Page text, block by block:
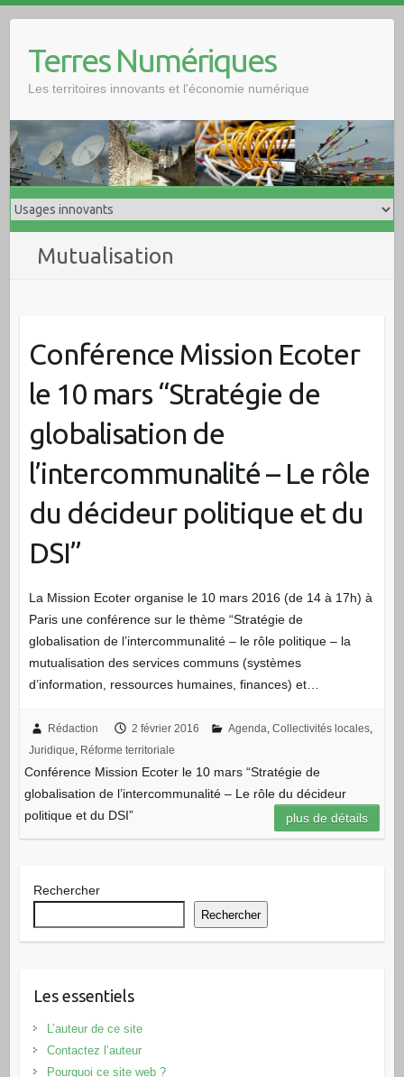
Terres Numériques
Les territoires innovants et l'économie numérique
Mutualisation
Conférence Mission Ecoter
le 10 mars “Stratégie de
globalisation de
l’intercommunalité – Le rôle
du décideur politique et du
DSI”
La Mission Ecoter organise le 10 mars 2016 (de 14 à 17h) à
Paris une conférence sur le thème “Stratégie de
globalisation de l’intercommunalité – le rôle politique – la
mutualisation des services communs (systèmes
d’information, ressources humaines, finances) et…
Rédaction 2 février 2016 Agenda, Collectivités locales,
Juridique, Réforme territoriale
Conférence Mission Ecoter le 10 mars “Stratégie de
globalisation de l’intercommunalité – Le rôle du décideur
politique et du DSI”
plus de détails
Rechercher
Rechercher
Les essentiels
L’auteur de ce site
Contactez l’auteur
Pourquoi ce site web ?